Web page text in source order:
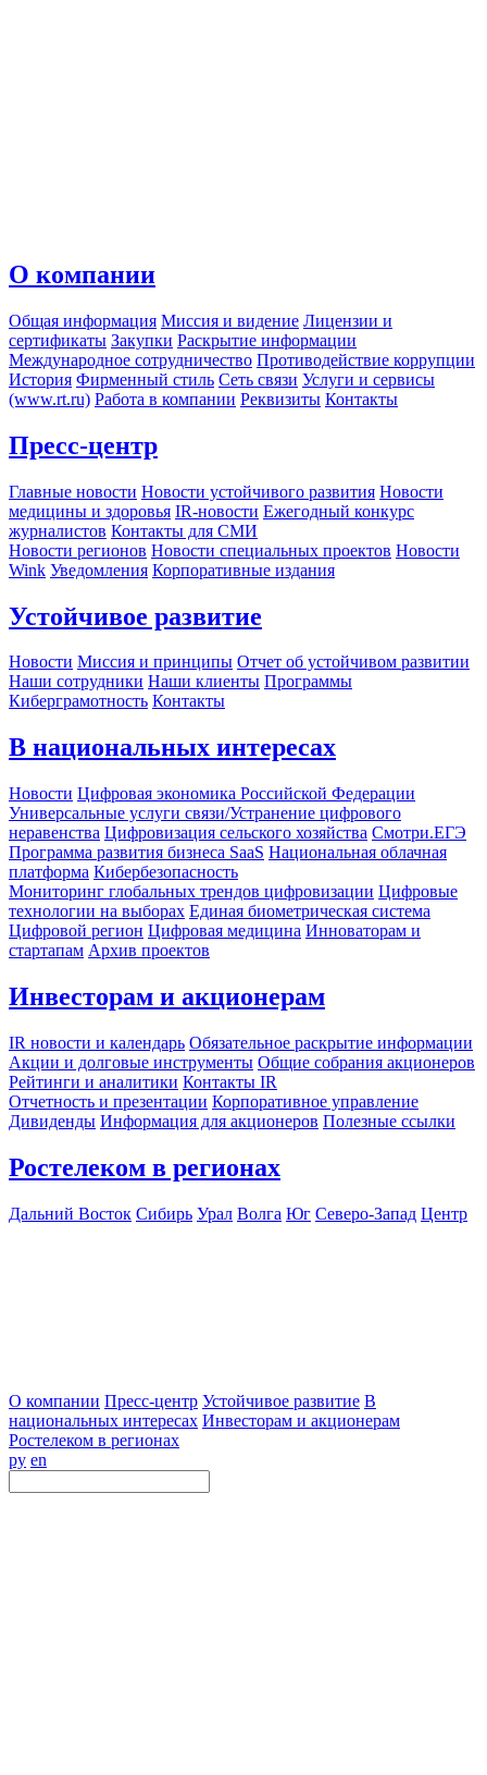
О компании
Общая информация Миссия и видение Лицензии и
сертификаты Закупки Раскрытие информации
Международное сотрудничество Противодействие коррупции
История Фирменный стиль Сеть связи Услуги и сервисы
(www.rt.ru) Работа в компании Реквизиты Контакты
Пресс-центр
Главные новости Новости устойчивого развития Новости
медицины и здоровья IR-новости Ежегодный конкурс
журналистов Контакты для СМИ
Новости регионов Новости специальных проектов Новости
Wink Уведомления Корпоративные издания
Устойчивое развитие
Новости Миссия и принципы Отчет об устойчивом развитии
Наши сотрудники Наши клиенты Программы
Киберграмотность Контакты
В национальных интересах
Новости Цифровая экономика Российской Федерации
Универсальные услуги связи/Устранение цифрового
неравенства Цифровизация сельского хозяйства Смотри.ЕГЭ
Программа развития бизнеса SaaS Национальная облачная
платформа Кибербезопасность
Мониторинг глобальных трендов цифровизации Цифровые
технологии на выборах Единая биометрическая система
Цифровой регион Цифровая медицина Инноваторам и
стартапам Архив проектов
Инвесторам и акционерам
IR новости и календарь Обязательное раскрытие информации
Акции и долговые инструменты Общие собрания акционеров
Рейтинги и аналитики Контакты IR
Отчетность и презентации Корпоративное управление
Дивиденды Информация для акционеров Полезные ссылки
Ростелеком в регионах
Дальний Восток Сибирь Урал Волга Юг Северо-Запад Центр
О компании Пресс-центр Устойчивое развитие В
национальных интересах Инвесторам и акционерам
Ростелеком в регионах
ру en